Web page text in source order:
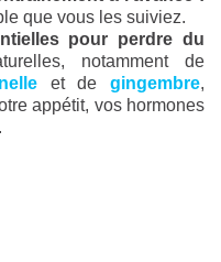
que vous les suiviez.
pour perdre du
notamment de
et degingembre,
appétit, vos hormones